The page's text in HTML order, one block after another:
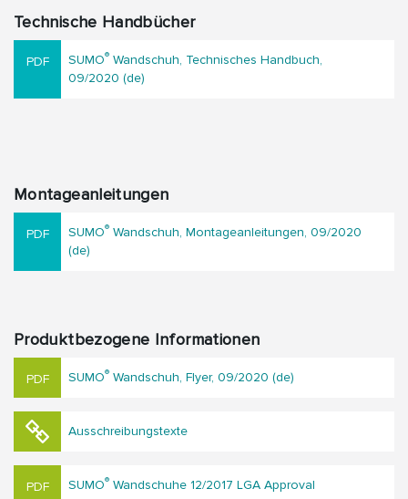
Technische Handbücher
SUMO® Wandschuh, Technisches Handbuch,
09/2020 (de)
Montageanleitungen
SUMO® Wandschuh, Montageanleitungen, 09/2020
(de)
Produktbezogene Informationen
SUMO® Wandschuh, Flyer, 09/2020 (de)
Ausschreibungstexte
SUMO® Wandschuhe 12/2017 LGA Approval